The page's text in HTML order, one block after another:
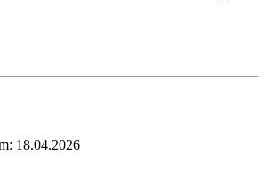
18.04.2026